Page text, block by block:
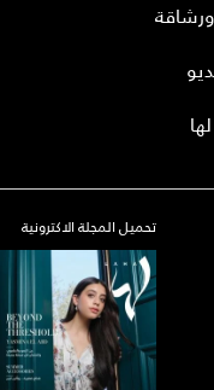
تحميل المجلة الاكترونية